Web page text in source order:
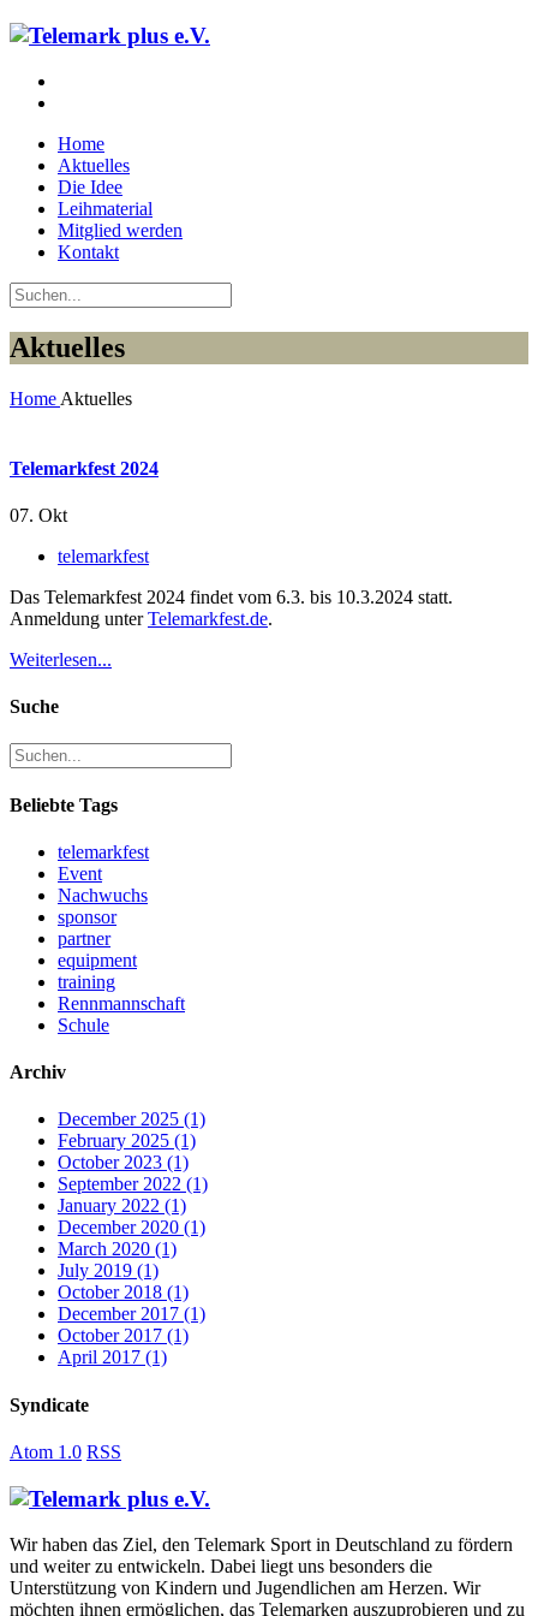
Home
Aktuelles
Die Idee
Leihmaterial
Mitglied werden
Kontakt
Aktuelles
Home Aktuelles
Telemarkfest 2024
07. Okt
telemarkfest
Das Telemarkfest 2024 findet vom 6.3. bis 10.3.2024 statt.
Anmeldung unterTelemarkfest.de.
Weiterlesen...
Suche
Beliebte Tags
telemarkfest
Event
Nachwuchs
sponsor
partner
equipment
training
Rennmannschaft
Schule
Archiv
December 2025 (1)
February 2025 (1)
October 2023 (1)
September 2022 (1)
January 2022 (1)
December 2020 (1)
March 2020 (1)
July 2019 (1)
October 2018 (1)
December 2017 (1)
October 2017 (1)
April 2017 (1)
Syndicate
Atom 1.0 RSS
Wir haben das Ziel, den Telemark Sport in Deutschland zu fördern
und weiter zu entwickeln. Dabei liegt uns besonders die
Unterstützung von Kindern und Jugendlichen am Herzen. Wir
möchten ihnen ermöglichen, das Telemarken auszuprobieren und zu